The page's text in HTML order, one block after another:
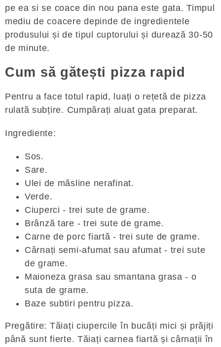
pe ea si se coace din nou pana este gata. Timpul
mediu de coacere depinde de ingredientele
produsului și de tipul cuptorului și durează 30-50
de minute.
Cum să gătești pizza rapid
Pentru a face totul rapid, luați o rețetă de pizza
rulată subțire. Cumpărați aluat gata preparat.
Ingrediente:
Sos.
Sare.
Ulei de măsline nerafinat.
Verde.
Ciuperci - trei sute de grame.
Brânză tare - trei sute de grame.
Carne de porc fiartă - trei sute de grame.
Cârnați semi-afumat sau afumat - trei sute
de grame.
Maioneza grasa sau smantana grasa - o
suta de grame.
Baze subtiri pentru pizza.
Pregătire: Tăiați ciupercile în bucăți mici și prăjiți
până sunt fierte. Tăiați carnea fiartă și cârnații în